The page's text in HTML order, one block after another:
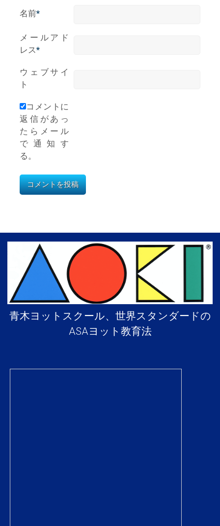
名前*
メールアド
レス*
ウェブサイ
ト
コメントに
返信があっ
たらメール
で通知す
る。
青木ヨットスクール、世界スタンダードの
ASAヨット教育法